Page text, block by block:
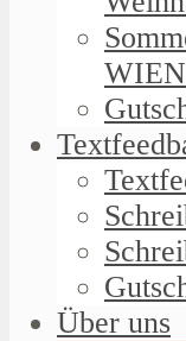
WIEN
Über uns